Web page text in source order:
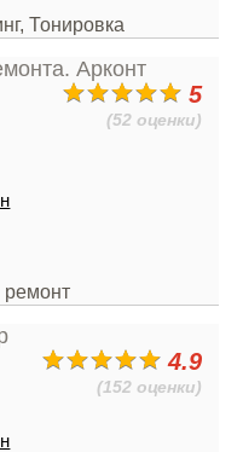
Тонировка
5
(52 оценки)
ремонт
4.9
(152 оценки)